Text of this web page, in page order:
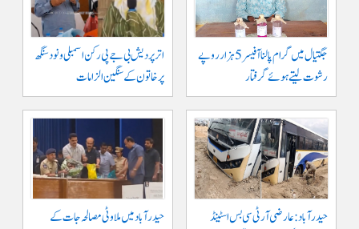
جگتیال میں گرام پالنا آفیسر 5 ہزار روپے
رشوت لیتے ہوئے گرفتار
اتر پردیش بی جے پی رکن اسمبلی ونود سنگھ
پر خاتون کے سنگین الزامات
حیدرآباد: عارضی آر ٹی سی بس اسٹینڈ
حیدرآباد میں ملاوٹی مصالحہ جات کے